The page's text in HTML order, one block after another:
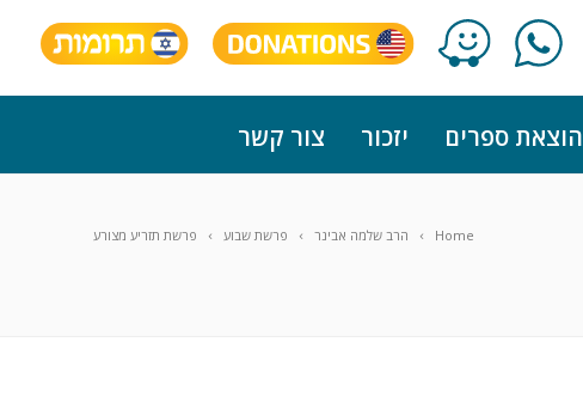
הוצאת ספרים יזכור צור קשר
Home הרב שלמה אבינר פרשת שבוע פרשת תזריע מצורע